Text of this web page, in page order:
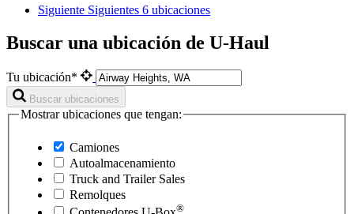
Siguiente Siguientes 6 ubicaciones
Buscar una ubicación de U-Haul
Tu ubicación*
Buscar ubicaciones
Mostrar ubicaciones que tengan:
Camiones
Autoalmacenamiento
Truck and Trailer Sales
Remolques
®